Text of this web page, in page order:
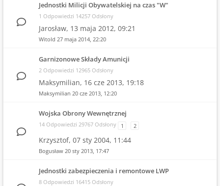
Jednostki Milicji Obywatelskiej na czas "W"
1 Odpowiedzi 14257 Odsłony
Jarosław, 13 maja 2012, 09:21
Witold 27 maja 2014, 22:20
Garnizonowe Składy Amunicji
2 Odpowiedzi 12965 Odsłony
Maksymilian, 16 cze 2013, 19:18
Maksymilian 20 cze 2013, 12:20
Wojska Obrony Wewnętrznej
14 Odpowiedzi 29767 Odsłony 1 2
Krzysztof, 07 sty 2004, 11:44
Bogusław 20 sty 2013, 17:47
Jednostki zabezpieczenia i remontowe LWP
8 Odpowiedzi 16415 Odsłony